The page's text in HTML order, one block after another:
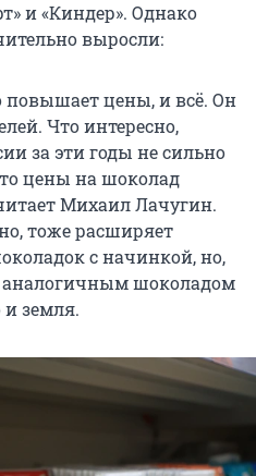
и «Киндер». Однако
выросли:
повышает цены, и всё. Он
Что интересно,
за эти годы не сильно
цены на шоколад
Михаил Лачугин.
тоже расширяет
с начинкой, но,
аналогичным шоколадом
и земля.